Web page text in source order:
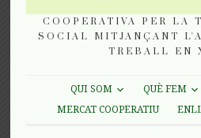
COOPERATIVA PER LA
SOCIAL MITJANÇANT
TREBALL EN
QUI SOM QUÈ FEM
MERCAT COOPERATIU